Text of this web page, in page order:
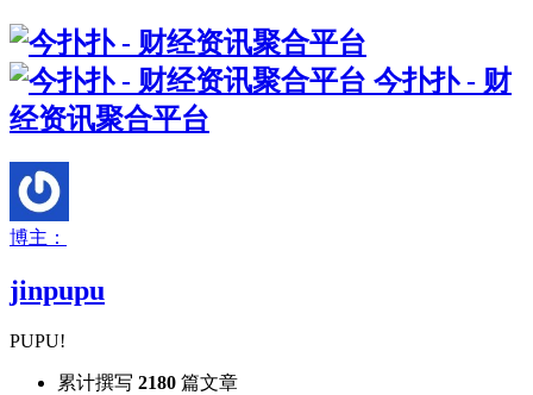
今扑扑 - 财
经资讯聚合平台
博主：
jinpupu
PUPU!
累计撰写 2180 篇文章